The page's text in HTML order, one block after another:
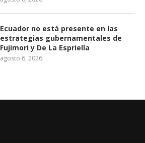
Ecuador no está presente en las
estrategias gubernamentales de
Fujimori y De La Espriella
agosto 6, 2026